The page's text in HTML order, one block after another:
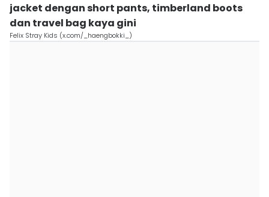
jacket dengan short pants, timberland boots
dan travel bag kaya gini
Felix Stray Kids (x.com/_haengbokki_)